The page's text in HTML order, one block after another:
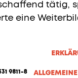
tätig,
eine
9811-8